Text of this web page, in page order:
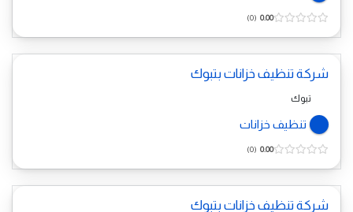
0.00
0
شركة تنظيف خزانات بتبوك
تبوك
تنظيف خزانات
0.00
0
شركة تنظيف خزانات بتبوك